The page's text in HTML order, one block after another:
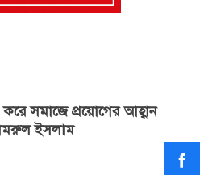
সমাজে প্রয়োগের আহ্বান
ইসলাম